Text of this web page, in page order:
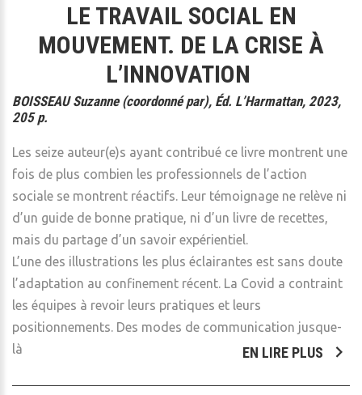
LE TRAVAIL SOCIAL EN
MOUVEMENT. DE LA CRISE À
L’INNOVATION
BOISSEAU Suzanne (coordonné par), Éd. L’Harmattan, 2023,
205 p.
Les seize auteur(e)s ayant contribué ce livre montrent une
fois de plus combien les professionnels de l’action
sociale se montrent réactifs. Leur témoignage ne relève ni
d’un guide de bonne pratique, ni d’un livre de recettes,
mais du partage d’un savoir expérientiel.
L’une des illustrations les plus éclairantes est sans doute
l’adaptation au confinement récent. La Covid a contraint
les équipes à revoir leurs pratiques et leurs
positionnements. Des modes de communication jusque-
là
EN LIRE PLUS